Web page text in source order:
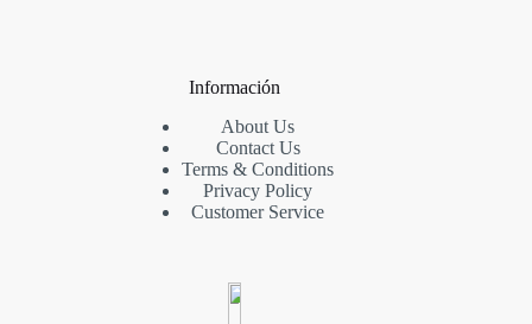
Información
About Us
Contact Us
Terms & Conditions
Privacy Policy
Customer Service